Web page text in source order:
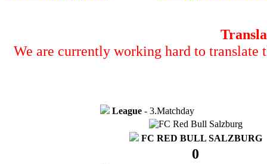
We are currently working hard to translate
League - 3.Matchday
FC RED BULL SALZBURG
0